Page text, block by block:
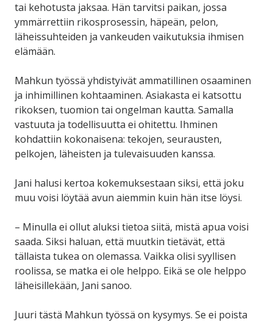
tai kehotusta jaksaa. Hän tarvitsi paikan, jossa
ymmärrettiin rikosprosessin, häpeän, pelon,
läheissuhteiden ja vankeuden vaikutuksia ihmisen
elämään.
Mahkun työssä yhdistyivät ammatillinen osaaminen
ja inhimillinen kohtaaminen. Asiakasta ei katsottu
rikoksen, tuomion tai ongelman kautta. Samalla
vastuuta ja todellisuutta ei ohitettu. Ihminen
kohdattiin kokonaisena: tekojen, seurausten,
pelkojen, läheisten ja tulevaisuuden kanssa.
Jani halusi kertoa kokemuksestaan siksi, että joku
muu voisi löytää avun aiemmin kuin hän itse löysi.
– Minulla ei ollut aluksi tietoa siitä, mistä apua voisi
saada. Siksi haluan, että muutkin tietävät, että
tällaista tukea on olemassa. Vaikka olisi syyllisen
roolissa, se matka ei ole helppo. Eikä se ole helppo
läheisillekään, Jani sanoo.
Juuri tästä Mahkun työssä on kysymys. Se ei poista